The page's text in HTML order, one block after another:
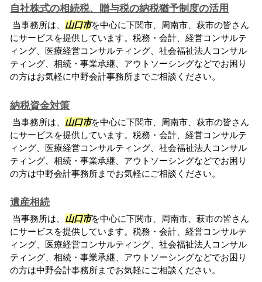
自社株式の相続税、贈与税の納税猶予制度の活用
当事務所は、 山口市を中心に下関市、周南市、萩市の皆さん
にサービスを提供しています。税務・会計、経営コンサルテ
ィング、医療経営コンサルティング、社会福祉法人コンサル
ティング、相続・事業承継、アウトソーシングなどでお困り
の方はお気軽に中野会計事務所までご相談ください。
納税資金対策
当事務所は、 山口市を中心に下関市、周南市、萩市の皆さん
にサービスを提供しています。税務・会計、経営コンサルテ
ィング、医療経営コンサルティング、社会福祉法人コンサル
ティング、相続・事業承継、アウトソーシングなどでお困り
の方は中野会計事務所までお気軽にご相談ください。
遺産相続
当事務所は、 山口市を中心に下関市、周南市、萩市の皆さん
にサービスを提供しています。税務・会計、経営コンサルテ
ィング、医療経営コンサルティング、社会福祉法人コンサル
ティング、相続・事業承継、アウトソーシングなどでお困り
の方は中野会計事務所までお気軽にご相談ください。